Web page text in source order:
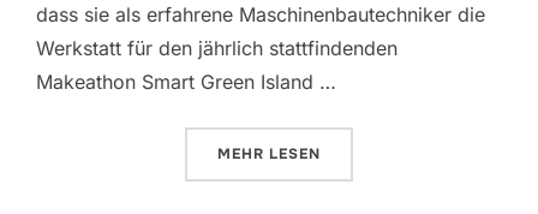
dass sie als erfahrene Maschinenbautechniker die
Werkstatt für den jährlich stattfindenden
Makeathon Smart Green Island …
MEHR ÜBER „MIT ERASMUS + NACH
LESEN